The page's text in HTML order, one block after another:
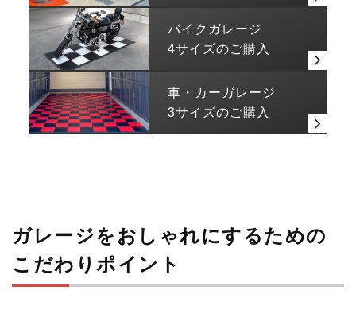
バイクガレージ
4サイズのご購入
車・カーガレージ
3サイズのご購入
ガレージをおしゃれにするための
こだわりポイント